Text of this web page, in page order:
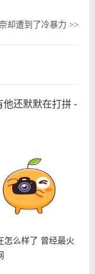
却遭到了冷暴力>>
还默默在打拼 -
怎么样了 曾经最火